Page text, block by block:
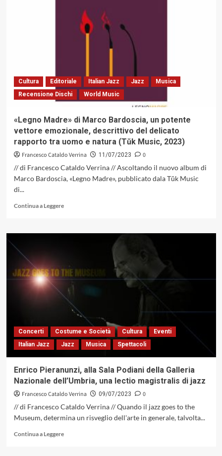
caldo
stimoli
provenienti
ed
avanguardia
(Flying
Robert
2023)
Cultura Editoriale Italian Jazz Jazz
Musica
Recensione Dischi
World Music
«Legno Madre» di Marco Bardoscia, un potente
vettore emozionale, descrittivo del delicato
rapporto tra uomo e natura (Tŭk Music, 2023)
Francesco Cataldo Verrina 11/07/2023
0
// di Francesco Cataldo Verrina // Ascoltando il nuovo album di
Marco Bardoscia, «Legno Madre», pubblicato dala Tŭk Music
di...
Continua a LeggereLeggi
su
Marco
Bardoscia,
un
potente
vettore
emozionale,
descrittivo
del
delicato
uomo
e
natura
Music,
2023)
Concerti Costume e Società Cultura
Eventi
Italian Jazz
Jazz Musica Spettacoli
Enrico Pieranunzi, alla Sala Podiani della Galleria
Nazionale dell’Umbria, una lectio magistralis di jazz
Francesco Cataldo Verrina 09/07/2023
0
// di Francesco Cataldo Verrina // Quando il jazz goes to the
Museum, determina un risveglio dell'arte in generale, talvolta...
Continua a LeggereLeggi